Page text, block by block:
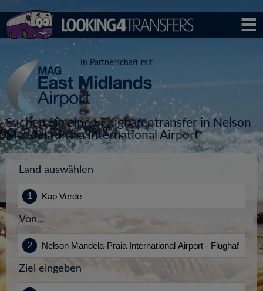
In Partnerschaft mit
Suchen Sie einen Flughafentransfer in Nelson
Mandela-Praia International Airport
Land auswählen
Von...
Ziel eingeben